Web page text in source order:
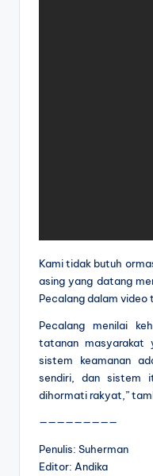
Kami tidak butuh
asing yang datang
Pecalang dalam video
Pecalang menilai
tatanan masyarakat
sistem keamanan
sendiri, dan sistem
dihormati rakyat,”
—————————
Penulis: Suherman
Editor: Andika